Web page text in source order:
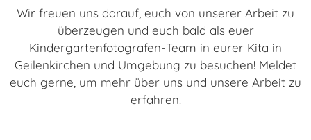
Wir freuen uns darauf, euch von unserer Arbeit zu
überzeugen und euch bald als euer
Kindergartenfotografen-Team in eurer Kita in
Geilenkirchen und Umgebung zu besuchen! Meldet
euch gerne, um mehr über uns und unsere Arbeit zu
erfahren.